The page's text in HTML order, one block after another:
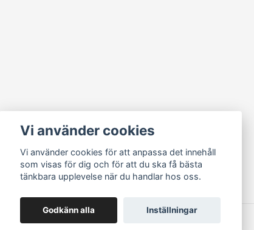
Vi använder cookies
Vi använder cookies för att anpassa det innehåll
som visas för dig och för att du ska få bästa
tänkbara upplevelse när du handlar hos oss.
Godkänn alla Inställningar